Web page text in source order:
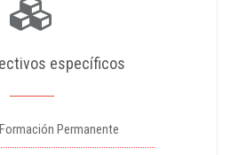
específicos
Permanente